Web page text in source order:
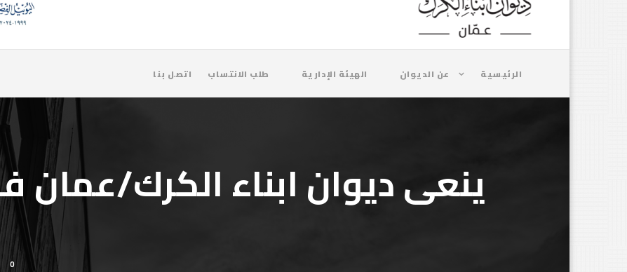
الرئيسية عن الديوان الهيئة الإدارية طلب الانتساب اتصل بنا
ينعى ديوان ابناء الكرك/عمان
0